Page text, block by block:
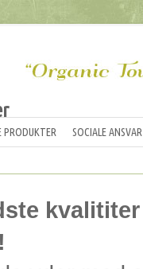
PRODUKTER SOCIALE ANSVAR